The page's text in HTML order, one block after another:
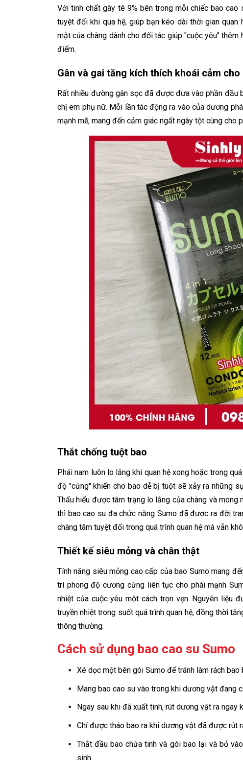
Với tinh chất gây tê 9% bên trong mỗi chiếc bao
tuyệt đối khi qua hệ, giúp bạn kéo dài thời gian
mật của chàng dành cho đối tác giúp "cuộc yêu"
điểm.
Gân và gai tăng kích thích khoái cảm cho
Rất nhiều đường gân sọc đã được đưa vào phần
chị em phụ nữ. Mỗi lần tác động ra vào của dương
mạnh mẽ, mang đến cảm giác ngất ngây tột cùng cho
Thắt chống tuột bao
Phái nam luôn lo lắng khi quan hệ xong hoặc trong
độ "cứng" khiến cho bao dễ bị tuột sẽ xảy ra những
Thấu hiểu được tâm trạng lo lắng của chàng và mong
thì bao cao su đa chức năng Sumo đã được ra đời
chàng tâm tuyệt đối trong quá trình quan hệ mà vẫn
Thiết kế siêu mỏng và chân thật
Tính năng siêu mỏng cao cấp của bao Sumo mang
trì phong độ cương cứng liên tục cho phái mạnh
nhiệt của cuộc yêu một cách trọn vẹn. Nguyên
truyền nhiệt trong suốt quá trình quan hệ, đồng thời
thông thường.
Cách sử dụng bao cao su Sumo
Xé dọc một bên gói Sumo để tránh làm rách bao
Mang bao cao su vào trong khi dương vật đang
Ngay sau khi đã xuất tinh, rút dương vật ra
Chỉ được tháo bao ra khi dương vật đã được rút
Thắt đầu bao chứa tinh và gói bao lại và bỏ
sinh.